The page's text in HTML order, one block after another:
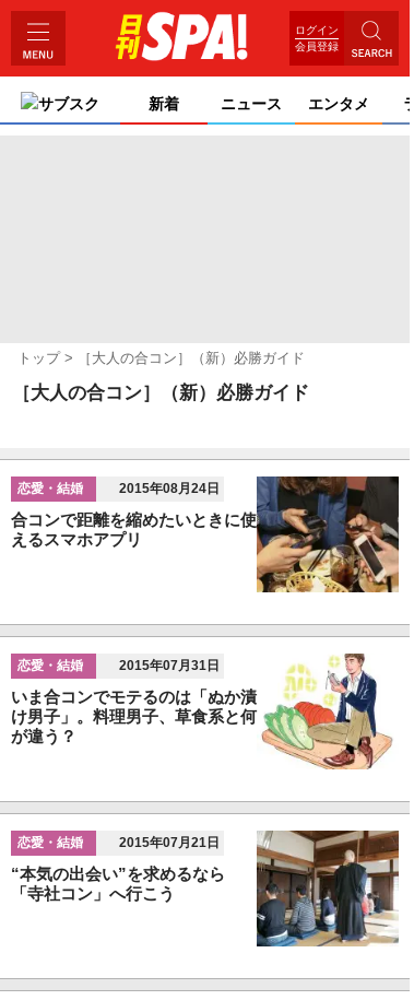
ログイン
会員登録
サブスク 新着 ニュース エンタメ
トップ ［大人の合コン］（新）必勝ガイド
［大人の合コン］（新）必勝ガイド
恋愛・結婚 2015年08月24日
合コンで距離を縮めたいときに使
えるスマホアプリ
恋愛・結婚 2015年07月31日
いま合コンでモテるのは「ぬか漬
け男子」。料理男子、草食系と何
が違う？
恋愛・結婚 2015年07月21日
“本気の出会い”を求めるなら
「寺社コン」へ行こう